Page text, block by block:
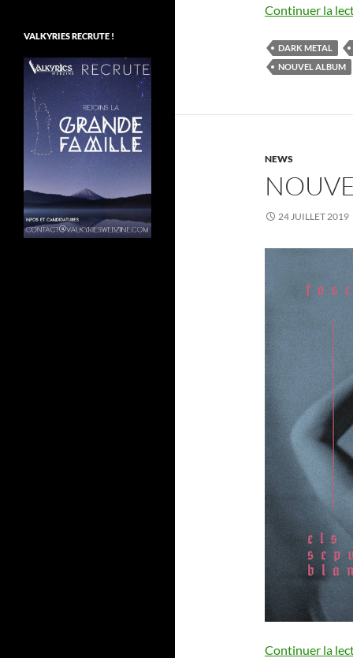
Continuer la
DARK METAL
NOUVEL ALBUM
NEWS
24 JUILLET 2019
Continuer la
VALKYRIES RECRUTE !